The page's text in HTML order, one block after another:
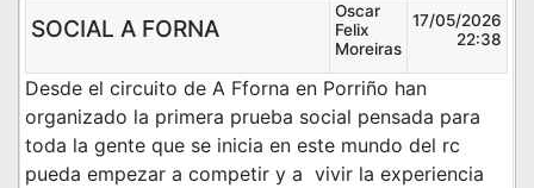
SOCIAL A FORNA
Oscar
Felix
Moreiras
17/05/2026
22:38
Desde el circuito de A Fforna en Porriño han
organizado la primera prueba social pensada para
toda la gente que se inicia en este mundo del rc
pueda empezar a competir y a vivir la experiencia